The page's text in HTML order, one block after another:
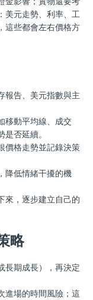
美元走勢、利率、工
這些都會左右價格方
報告、美元指數與主
移動平均線、成交
否延續。
價格走勢並記錄決策
降低情緒干擾的機
來，逐步建立自己的
略
長期成長），再決定
進場的時間風險；這